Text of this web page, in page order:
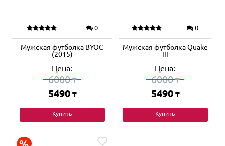
0
Мужская футболка BYOC
(2015)
Цена:
6000₸
5490 ₸
Купить
0
Мужская футболка Quake
III
Цена:
6000₸
5490 ₸
Купить